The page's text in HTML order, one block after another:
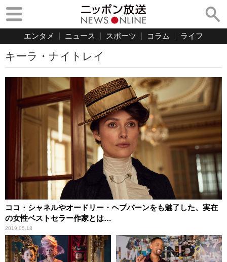
エンタメ ニュース スポーツ コラム ライフ
キーラ・ナイトレイ
ココ・シャネルやオードリー・ヘプバーンをも魅了した、実在
の女性ベストセラー作家とは…
2019.05.18